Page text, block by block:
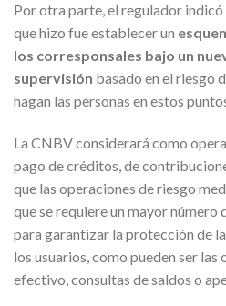
Por otra parte, el regulador
que hizo fue establecer un
los corresponsales bajo un
supervisión basado en el riesgo
hagan las personas en estos
La CNBV considerará como
pago de créditos, de
que las operaciones de riesgo
que se requiere un mayor número
para garantizar la protección de
los usuarios, como pueden ser
efectivo, consultas de saldos o